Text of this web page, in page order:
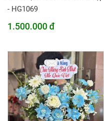
- HG1069
1.500.000 đ